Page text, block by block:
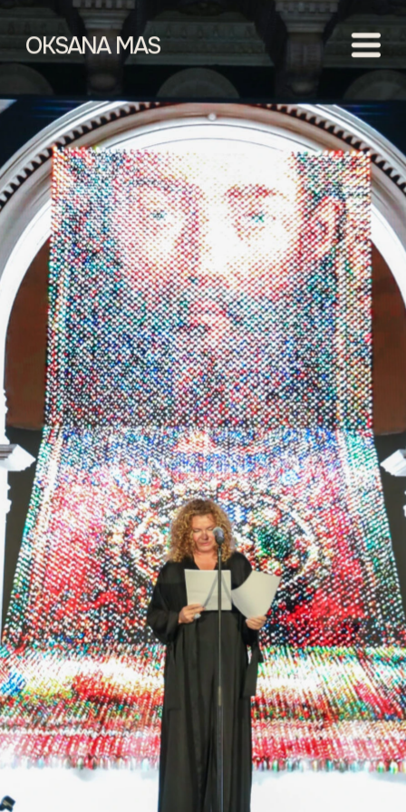
OKSANA MAS